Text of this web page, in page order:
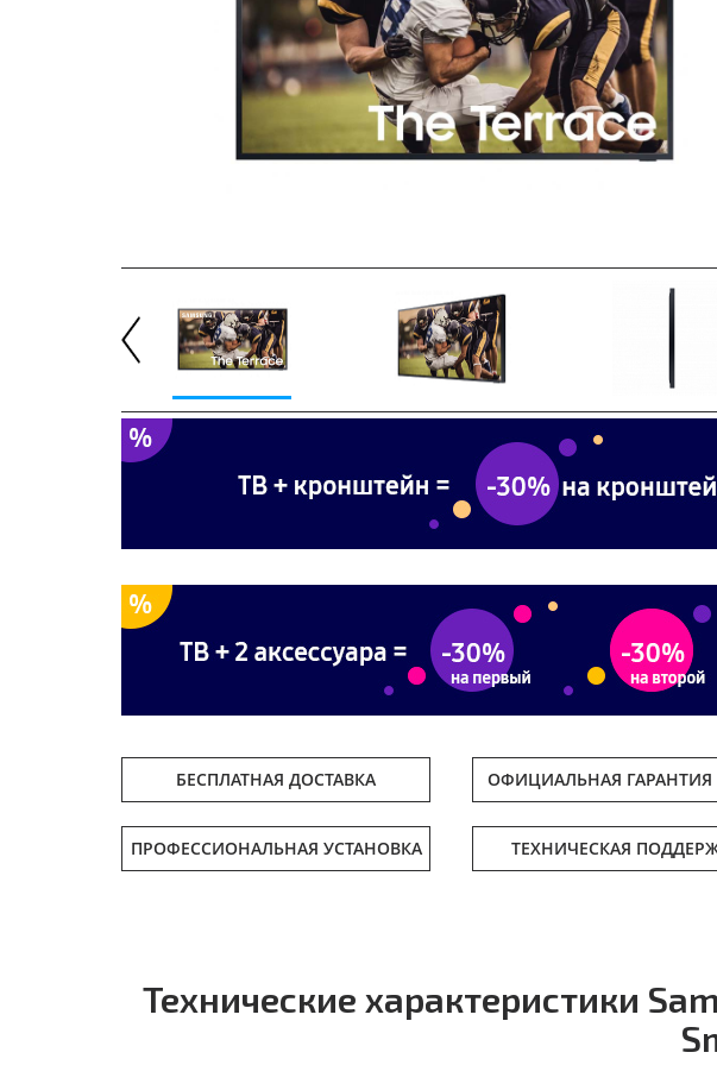
БЕСПЛАТНАЯ ДОСТАВКА ОФИЦИАЛЬНАЯ ГАРАНТИЯ
ТЕХНИЧЕСКАЯ
ПРОФЕССИОНАЛЬНАЯ УСТАНОВКА
Технические характеристики